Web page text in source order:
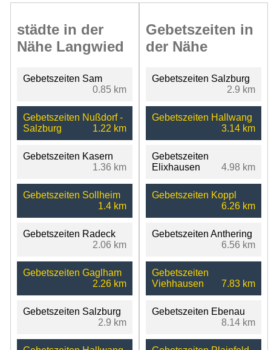
städte in der
Nähe Langwied
Gebetszeiten Sam
0.85 km
Gebetszeiten Nußdorf -
Salzburg
1.22 km
Gebetszeiten Kasern
1.36 km
Gebetszeiten Sollheim
1.4 km
Gebetszeiten Radeck
2.06 km
Gebetszeiten Gaglham
2.26 km
Gebetszeiten Salzburg
2.9 km
Gebetszeiten in
der Nähe
Gebetszeiten Salzburg
2.9 km
Gebetszeiten Hallwang
3.14 km
Gebetszeiten
Elixhausen
4.98 km
Gebetszeiten Koppl
6.26 km
Gebetszeiten Anthering
6.56 km
Gebetszeiten
Viehhausen
7.83 km
Gebetszeiten Ebenau
8.14 km